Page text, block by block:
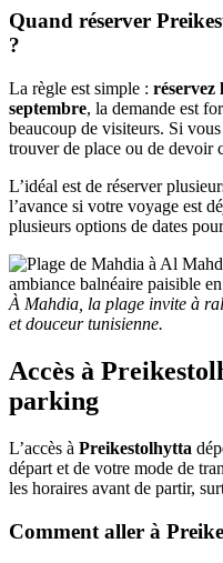
Quand réserver
?
La règle est simple : réservez
septembre, la demande est
beaucoup de visiteurs. Si
trouver de place ou de devoir
L’idéal est de réserver
l’avance si votre voyage est
plusieurs options de dates
À Mahdia, la plage invite à
et douceur tunisienne.
Accès à
parking
L’accès à Preikestolhytta
départ et de votre mode de
les horaires avant de partir,
Comment aller à